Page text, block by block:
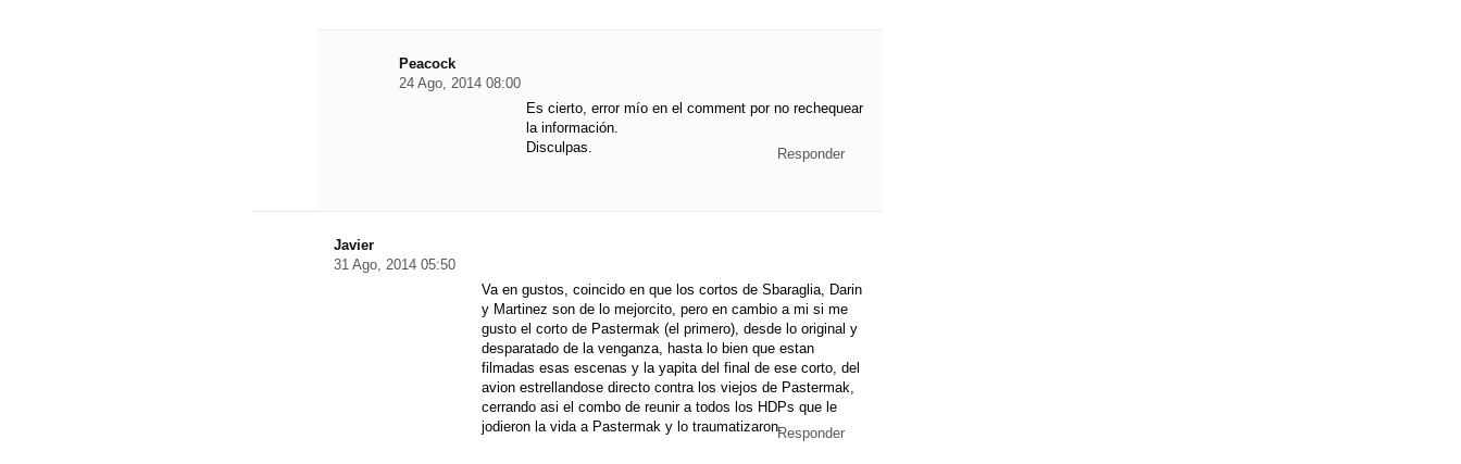
Peacock
24 Ago, 2014 08:00
Es cierto, error mío en el comment por no rechequear
la información.
Disculpas.
Responder
Javier
31 Ago, 2014 05:50
Va en gustos, coincido en que los cortos de Sbaraglia, Darin
y Martinez son de lo mejorcito, pero en cambio a mi si me
gusto el corto de Pastermak (el primero), desde lo original y
desparatado de la venganza, hasta lo bien que estan
filmadas esas escenas y la yapita del final de ese corto, del
avion estrellandose directo contra los viejos de Pastermak,
cerrando asi el combo de reunir a todos los HDPs que le
jodieron la vida a Pastermak y lo traumatizaron.Responder